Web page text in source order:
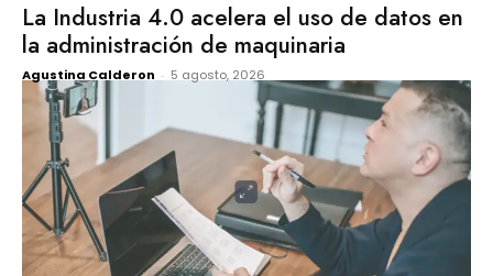
La Industria 4.0 acelera el uso de datos en
la administración de maquinaria
Agustina Calderon - 5 agosto, 2026